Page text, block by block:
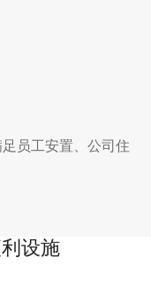
员工安置、公司住
设施